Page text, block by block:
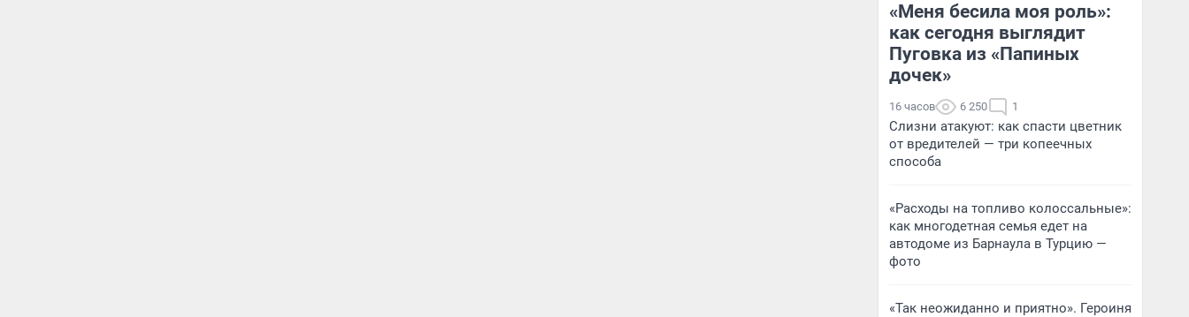
«Меня бесила моя роль»:
как сегодня выглядит
Пуговка из «Папиных
дочек»
16 часов 6 250 1
Слизни атакуют: как спасти цветник
от вредителей — три копеечных
способа
«Расходы на топливо колоссальные»:
как многодетная семья едет на
автодоме из Барнаула в Турцию —
фото
«Так неожиданно и приятно». Героиня